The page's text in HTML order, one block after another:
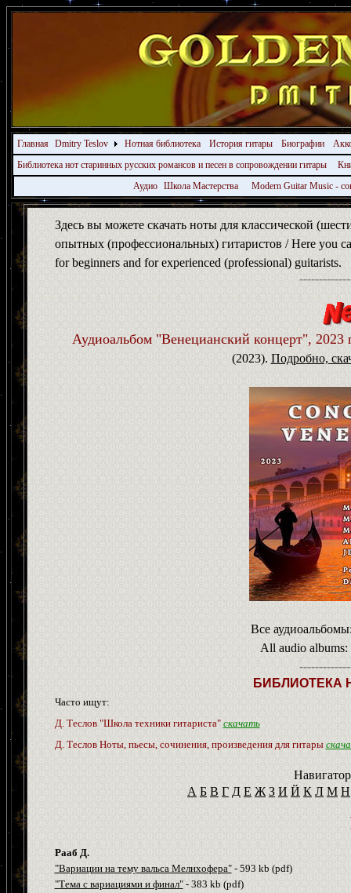
Главная Dmitry Teslov Нотная библиотека История гитары Биографии
Библиотека нот старинных русских романсов и песен в сопровождении гитары
Аудио Школа Мастерства Modern Guitar Music -
Здесь вы можете скачать ноты для классической
опытных (профессиональных) гитаристов / Here you
for beginners and for experienced (professional) guitarists.
Аудиоальбом "Венецианский концерт", 2023
(2023). Подробно,
Все
All audio albums:
БИБЛИОТЕКА
Часто ищут:
Д. Теслов "Школа техники гитариста" скачать
Д. Теслов Ноты, пьесы, сочинения, произведения для гитары
А Б В Г Д Е Ж З И Й К Л М Н
Рааб Д.
"Вариации на тему вальса Мелнхофера"- 593 kb (pdf)
"Тема с вариациями и финал"- 383 kb (pdf)